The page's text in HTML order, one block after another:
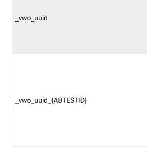
_vwo_uuid
_vwo_uuid_{ABTESTID}